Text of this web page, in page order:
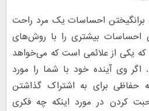
برانگیختن احساسات یک مرد راحت
احساسات بیشتری را با روش‌های
که یکی از علائمی است که می‌خواهد
اگر وی آینده خود با شما را مورد
حفاظی برای به اشتراک گذاشتن
کردن در مورد اینکه چه فکری